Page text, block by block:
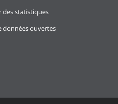
des statistiques
données ouvertes